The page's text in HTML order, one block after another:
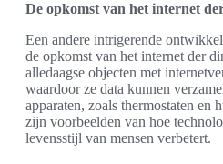
De opkomst van het internet
Een andere intrigerende
de opkomst van het internet der
alledaagse objecten met
waardoor ze data kunnen
apparaten, zoals thermostaten en
zijn voorbeelden van hoe
levensstijl van mensen verbetert.